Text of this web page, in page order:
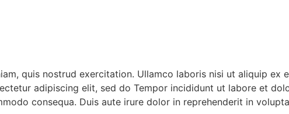
quis nostrud exercitation. Ullamco laboris nisi ut aliquip ex
adipiscing elit, sed do Tempor incididunt ut labore et
consequa. Duis aute irure dolor in reprehenderit in